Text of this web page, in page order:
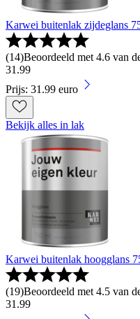
Karwei buitenlak zijdeglans
(14)Beoordeeld met 4.6 van
31 .99
Prijs: 31.99 euro
Bekijk alles in lak
Karwei buitenlak hoogglans
(19)Beoordeeld met 4.5 van
31 .99